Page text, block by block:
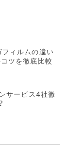
フィルムの違い
コツを徹底比較
サービス4社徹